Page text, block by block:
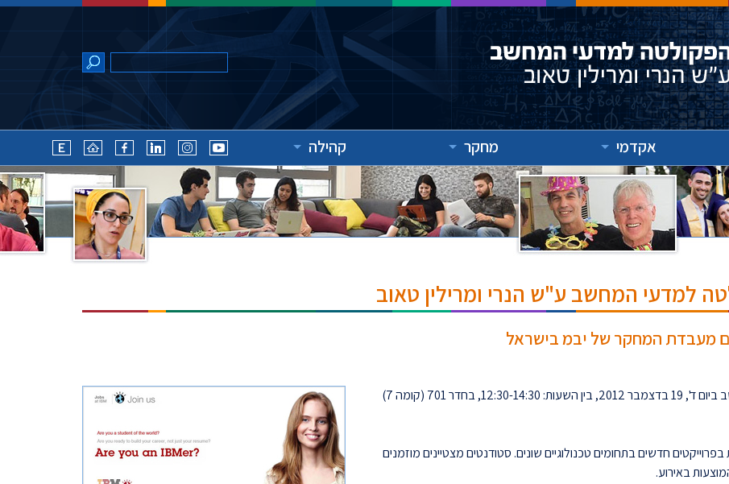
אקדמי מחקר קהילה
למדעי המחשב ע"ש הנרי ומרילין טאוב
מעבדת המחקר של יבמ בישראל
חברת יבמ ישראל תקיים יום ראיונות בפקולטה למדעי המחשב ביום ד', 19 בדצמבר 2012, בין השעות: 12:30-14:30, בחדר 701 (קומה 7)
חדשים בתחומים טכנולוגיים שונים. סטודנטים מצטיינים מוזמנים
באירוע.